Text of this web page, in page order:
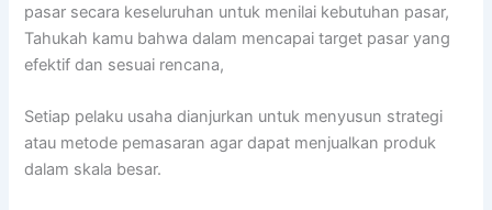
pasar secara keseluruhan untuk menilai kebutuhan pasar,
Tahukah kamu bahwa dalam mencapai target pasar yang
efektif dan sesuai rencana,
Setiap pelaku usaha dianjurkan untuk menyusun strategi
atau metode pemasaran agar dapat menjualkan produk
dalam skala besar.